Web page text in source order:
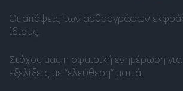
Οι απόψεις των αρθρογράφων
ίδιους.
Στόχος μας η σφαιρική ενημέρωση για
εξελίξεις με “ελεύθερη” ματιά.